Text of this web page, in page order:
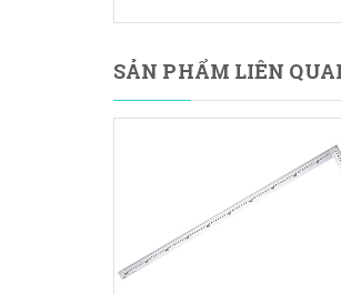
SẢN PHẨM LIÊN